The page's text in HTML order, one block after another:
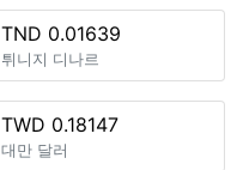
TND 0.01639
튀니지 디나르
TWD 0.18147
대만 달러